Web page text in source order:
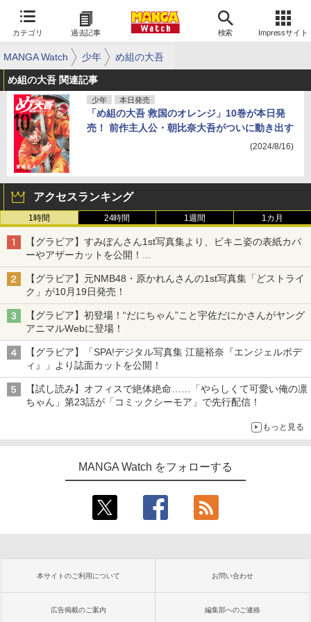
カテゴリ 過去記事 検索 Impressサイト
MANGA Watch 少年 め組の大吾
め組の大吾 関連記事
少年 本日発売
「め組の大吾 救国のオレンジ」10巻が本日発
売！ 前作主人公・朝比奈大吾がついに動き出す
(2024/8/16)
アクセスランキング
1時間 24時間 1週間 1カ月
【グラビア】すみぽんさん1st写真集より、ビキニ姿の表紙カバ
ーやアザーカットを公開！
タイトルは「offcourt（オフコート）」に決定
【グラビア】元NMB48・原かれんさんの1st写真集「どストライ
ク」が10月19日発売！
【グラビア】初登場！“だにちゃん”こと宇佐だにかさんがヤング
アニマルWebに登場！
【グラビア】「SPA!デジタル写真集 江籠裕奈『エンジェルボデ
ィ』」より誌面カットを公開！
【試し読み】オフィスで絶体絶命……「やらしくて可愛い俺の凛
ちゃん」第23話が「コミックシーモア」で先行配信！
もっと見る
MANGA Watch をフォローする
本サイトのご利用について お問い合わせ
広告掲載のご案内 編集部へのご連絡